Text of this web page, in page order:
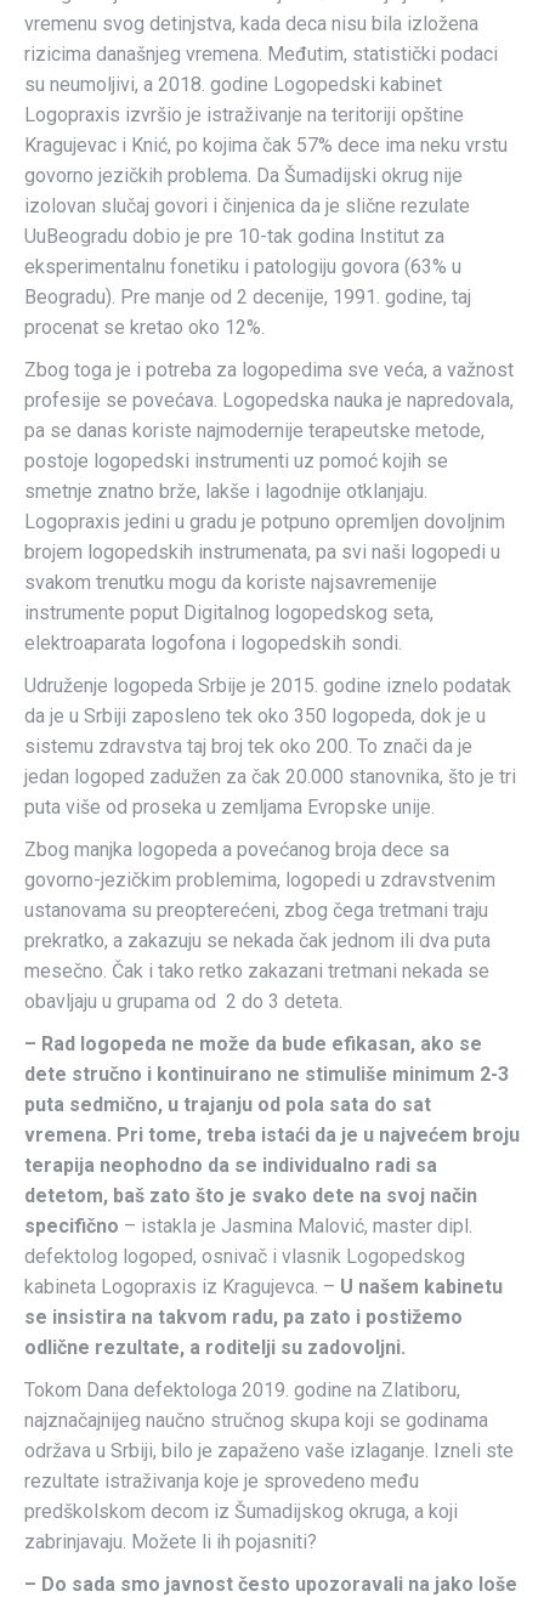
vremenu svog detinjstva, kada deca nisu bila izložena
rizicima današnjeg vremena. Međutim, statistički podaci
su neumoljivi, a 2018. godine Logopedski kabinet
Logopraxis izvršio je istraživanje na teritoriji opštine
Kragujevac i Knić, po kojima čak 57% dece ima neku vrstu
govorno jezičkih problema. Da Šumadijski okrug nije
izolovan slučaj govori i činjenica da je slične rezulate
UuBeogradu dobio je pre 10-tak godina Institut za
eksperimentalnu fonetiku i patologiju govora (63% u
Beogradu). Pre manje od 2 decenije, 1991. godine, taj
procenat se kretao oko 12%.
Zbog toga je i potreba za logopedima sve veća, a važnost
profesije se povećava. Logopedska nauka je napredovala,
pa se danas koriste najmodernije terapeutske metode,
postoje logopedski instrumenti uz pomoć kojih se
smetnje znatno brže, lakše i lagodnije otklanjaju.
Logopraxis jedini u gradu je potpuno opremljen dovoljnim
brojem logopedskih instrumenata, pa svi naši logopedi u
svakom trenutku mogu da koriste najsavremenije
instrumente poput Digitalnog logopedskog seta,
elektroaparata logofona i logopedskih sondi.
Udruženje logopeda Srbije je 2015. godine iznelo podatak
da je u Srbiji zaposleno tek oko 350 logopeda, dok je u
sistemu zdravstva taj broj tek oko 200. To znači da je
jedan logoped zadužen za čak 20.000 stanovnika, što je tri
puta više od proseka u zemljama Evropske unije.
Zbog manjka logopeda a povećanog broja dece sa
govorno-jezičkim problemima, logopedi u zdravstvenim
ustanovama su preopterećeni, zbog čega tretmani traju
prekratko, a zakazuju se nekada čak jednom ili dva puta
mesečno. Čak i tako retko zakazani tretmani nekada se
obavljaju u grupama od 2 do 3 deteta.
– Rad logopeda ne može da bude efikasan, ako se
dete stručno i kontinuirano ne stimuliše minimum 2-3
puta sedmično, u trajanju od pola sata do sat
vremena. Pri tome, treba istaći da je u najvećem broju
terapija neophodno da se individualno radi sa
detetom, baš zato što je svako dete na svoj način
specifično – istakla je Jasmina Malović, master dipl.
defektolog logoped, osnivač i vlasnik Logopedskog
kabineta Logopraxis iz Kragujevca. – U našem kabinetu
se insistira na takvom radu, pa zato i postižemo
odlične rezultate, a roditelji su zadovoljni.
Tokom Dana defektologa 2019. godine na Zlatiboru,
najznačajnijeg naučno stručnog skupa koji se godinama
održava u Srbiji, bilo je zapaženo vaše izlaganje. Izneli ste
rezultate istraživanja koje je sprovedeno među
predškolskom decom iz Šumadijskog okruga, a koji
zabrinjavaju. Možete li ih pojasniti?
– Do sada smo javnost često upozoravali na jako loše